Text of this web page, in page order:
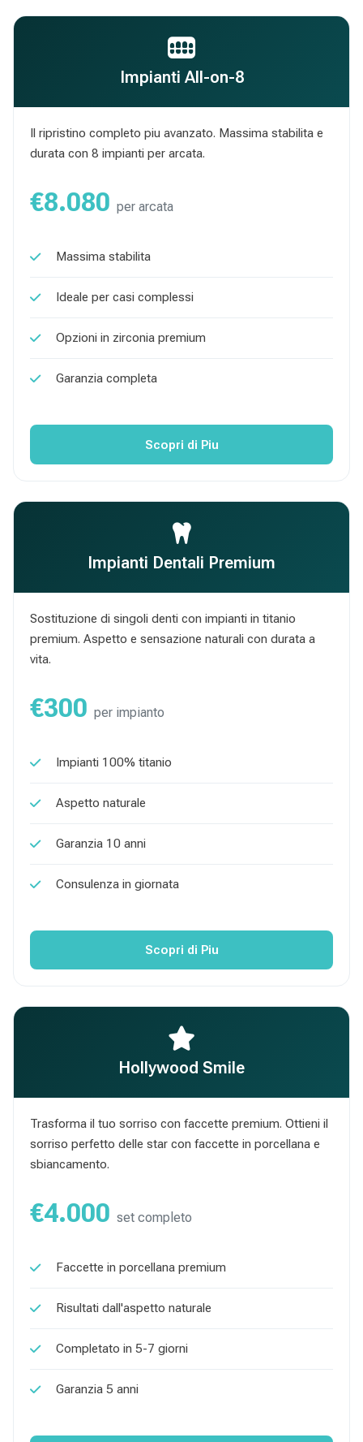
Impianti All-on-8
Il ripristino completo piu avanzato. Massima stabilita e
durata con 8 impianti per arcata.
€8.080 per arcata
Massima stabilita
Ideale per casi complessi
Opzioni in zirconia premium
Garanzia completa
Scopri di Piu
Impianti Dentali Premium
Sostituzione di singoli denti con impianti in titanio
premium. Aspetto e sensazione naturali con durata a
vita.
€300 per impianto
Impianti 100% titanio
Aspetto naturale
Garanzia 10 anni
Consulenza in giornata
Scopri di Piu
Hollywood Smile
Trasforma il tuo sorriso con faccette premium. Ottieni il
sorriso perfetto delle star con faccette in porcellana e
sbiancamento.
€4.000 set completo
Faccette in porcellana premium
Risultati dall'aspetto naturale
Completato in 5-7 giorni
Garanzia 5 anni